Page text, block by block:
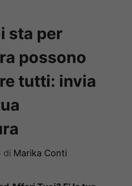
sta per
possono
tutti: invia
di Marika Conti